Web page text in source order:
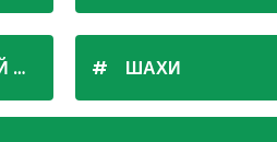
ШАХИ